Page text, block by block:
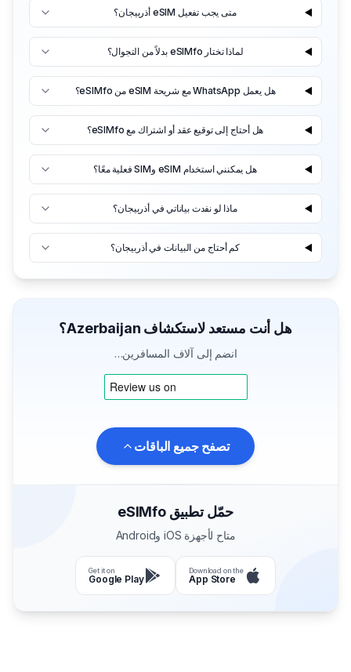
متى يجب تفعيل eSIM أذربيجان؟
لماذا تختار eSIMfo بدلاً من التجوال؟
هل يعمل WhatsApp مع شريحة eSIM من eSIMfo؟
هل أحتاج إلى توقيع عقد أو اشتراك مع eSIMfo؟
هل يمكنني استخدام eSIM وSIM فعلية معًا؟
ماذا لو نفدت بياناتي في أذربيجان؟
كم أحتاج من البيانات في أذربيجان؟
هل أنت مستعد لاستكشاف Azerbaijan؟
انضم إلى آلاف المسافرين…
تصفح جميع الباقات
حمّل تطبيق eSIMfo
متاح لأجهزة iOS وAndroid
Download on the
App Store
Get it on
Google Play